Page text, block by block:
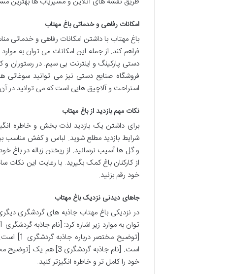
امکانات رفاهی و خدماتی باغ مهتاب
باغ مهتاب با داشتن امکانات رفاهی و خدماتی
فراهم کند. از جمله این امکانات می توان به
دستی پارکینگ و اینترنت بی سیم. در رستوران و
فروشگاه صنایع دستی نیز می توانید سوغاتی
استراحت و آلاچیق هایی است که می توانید در آن
نکات مهم بازدید از باغ مهتاب
برای داشتن یک بازدید لذت بخش و خاطره
شرایط بازدید مطلع شوید. لباس و کفش مناسب
و گل ها آسیب نرسانید. از ریختن زباله در باغ
از کارکنان باغ کمک بگیرید. با رعایت این نکات
خود رقم بزنید.
جاهای دیدنی نزدیک باغ مهتاب
در نزدیکی باغ مهتاب جاذبه های گردشگری
خود را کامل تر و خاطره انگیزتر کنید.